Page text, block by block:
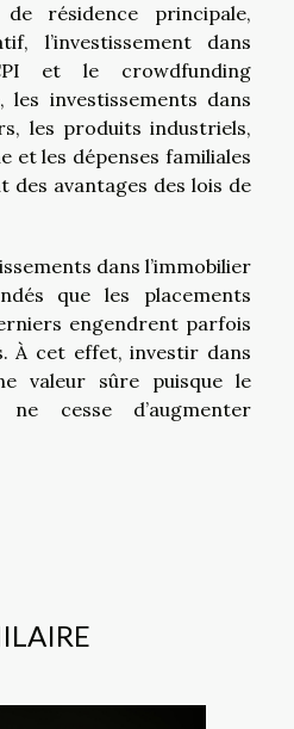
résidence principale,
l’investissement dans
et le crowdfunding
investissements dans
les produits industriels,
et les dépenses familiales
des avantages des lois de
dans l’immobilier
que les placements
engendrent parfois
À cet effet, investir dans
valeur sûre puisque le
cesse d’augmenter